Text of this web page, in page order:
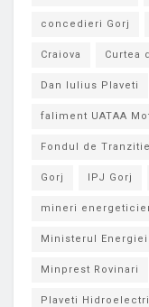
concedieri Gorj
Craiova Curtea
Dan Iulius Plaveti
faliment UATAA
Fondul de
Gorj IPJ Gorj
mineri
Ministerul Energiei
Minprest Rovinari
Plaveti